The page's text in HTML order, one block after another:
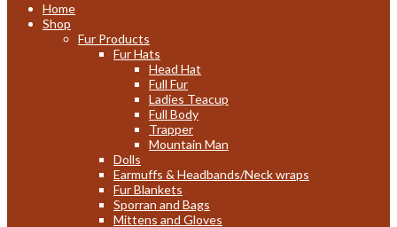
Home
Shop
Fur Products
Fur Hats
Head Hat
Full Fur
Ladies Teacup
Full Body
Trapper
Mountain Man
Dolls
Earmuffs & Headbands/Neck wraps
Fur Blankets
Sporran and Bags
Mittens and Gloves